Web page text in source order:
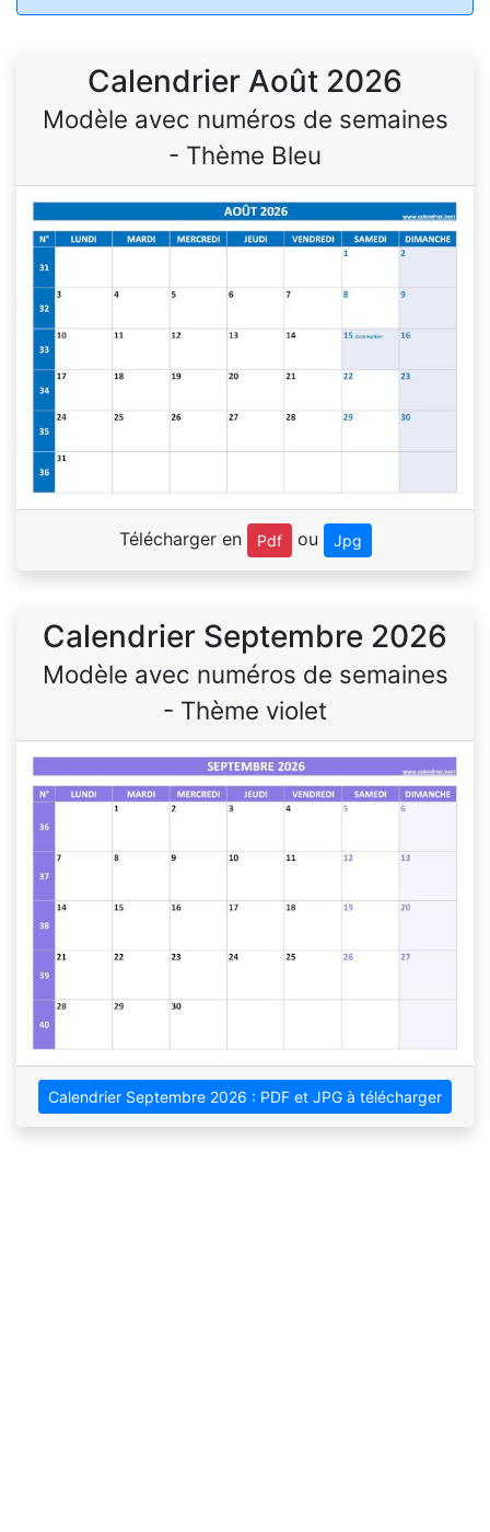
Calendrier Août 2026
Modèle avec numéros de semaines
- Thème Bleu
Télécharger en Pdf ou Jpg
Calendrier Septembre 2026
Modèle avec numéros de semaines
- Thème violet
Calendrier Septembre 2026 : PDF et JPG à télécharger